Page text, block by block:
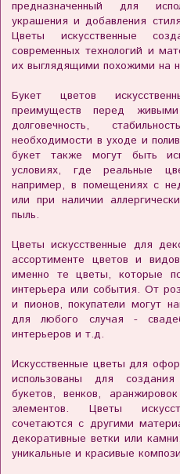
предназначенный для
украшения и добавления
Цветы искусственные
современных технологий и
их выглядящими похожими на
Букет цветов
преимуществ перед
долговечность,
необходимости в уходе и
букет также могут быть
условиях, где реальные
например, в помещениях с
или при наличии
пыль.
Цветы искусственные для
ассортименте цветов и
именно те цветы, которые
интерьера или события. От
и пионов, покупатели могут
для любого случая -
интерьеров и т.д.
Искусственные цветы для
использованы для
букетов, венков,
элементов. Цветы
сочетаются с другими
декоративные ветки или
уникальные и красивые